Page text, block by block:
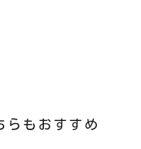
らもおすすめ